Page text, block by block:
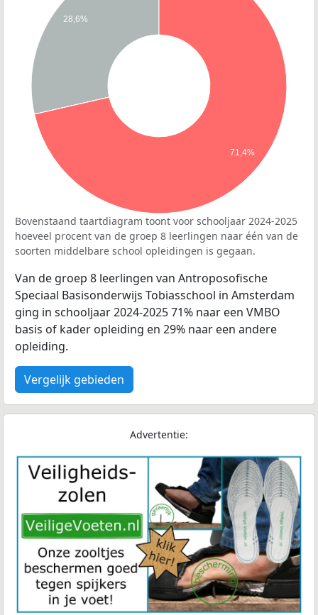
28,6%
71,4%
Bovenstaand taartdiagram toont voor schooljaar 2024-2025
hoeveel procent van de groep 8 leerlingen naar één van de
soorten middelbare school opleidingen is gegaan.
Van de groep 8 leerlingen van Antroposofische
Speciaal Basisonderwijs Tobiasschool in Amsterdam
ging in schooljaar 2024-2025 71% naar een VMBO
basis of kader opleiding en 29% naar een andere
opleiding.
Vergelijk gebieden
Advertentie: